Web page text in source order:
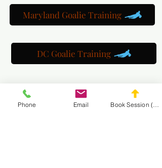
Maryland Goalie Training
DC Goalie Training
Virginia Goalie Training
Phone Email